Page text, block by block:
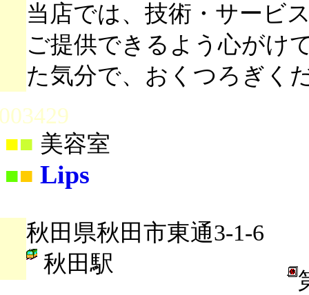
当店では、技術・サービ
ご提供できるよう心がけ
た気分で、おくつろぎく
■ 美容室
■■ Lips
秋田県秋田市東通3-1-6
秋田駅